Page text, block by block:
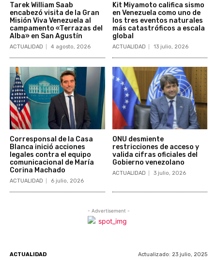
Tarek William Saab
encabezó visita de la Gran
Misión Viva Venezuela al
campamento «Terrazas del
Alba» en San Agustín
ACTUALIDAD 4 agosto, 2026
Kit Miyamoto califica sismo
en Venezuela como uno de
los tres eventos naturales
más catastróficos a escala
global
ACTUALIDAD 13 julio, 2026
Corresponsal de la Casa
Blanca inició acciones
legales contra el equipo
comunicacional de María
Corina Machado
ACTUALIDAD 6 julio, 2026
ONU desmiente
restricciones de acceso y
valida cifras oficiales del
Gobierno venezolano
ACTUALIDAD 3 julio, 2026
- Advertisement -